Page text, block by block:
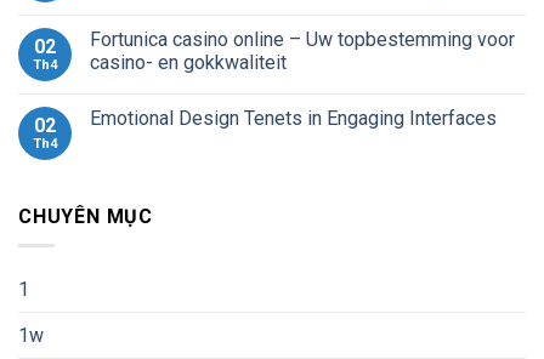
02
Th4
Fortunica casino online – Uw topbestemming voor
casino- en gokkwaliteit
02
Th4
Emotional Design Tenets in Engaging Interfaces
CHUYÊN MỤC
1
1w